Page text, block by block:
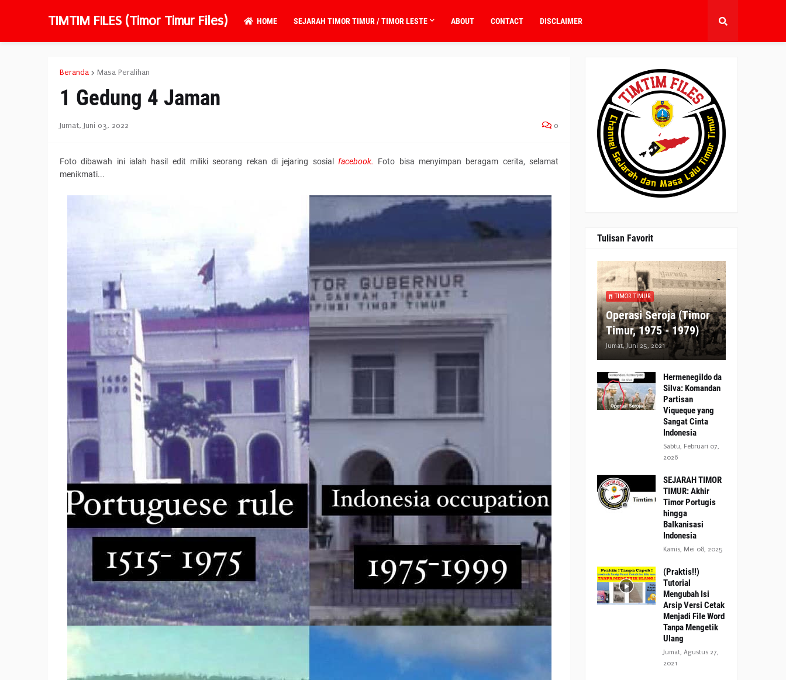
TIMTIM FILES (Timor Timur Files) HOME SEJARAH TIMOR TIMUR / TIMOR LESTE ABOUT CONTACT DISCLAIMER
Beranda Masa Peralihan
1 Gedung 4 Jaman
Jumat, Juni 03, 2022 0
Foto dibawah ini ialah hasil edit miliki seorang rekan di jejaring sosial facebook.
Foto bisa menyimpan beragam cerita, selamat
menikmati...
Tulisan Favorit
TIMOR TIMUR
Operasi Seroja (Timor
Timur, 1975 - 1979)
Jumat, Juni 25, 2021
Hermenegildo da
Silva: Komandan
Partisan
Viqueque yang
Sangat Cinta
Indonesia
Sabtu, Februari 07,
2026
SEJARAH TIMOR
TIMUR: Akhir
Timor Portugis
hingga
Balkanisasi
Indonesia
Kamis, Mei 08, 2025
(Praktis!!)
Tutorial
Mengubah Isi
Arsip Versi Cetak
Menjadi File Word
Tanpa Mengetik
Ulang
Jumat, Agustus 27,
2021